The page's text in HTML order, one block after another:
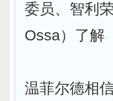
委员、智利
Ossa）了解
温菲尔德相